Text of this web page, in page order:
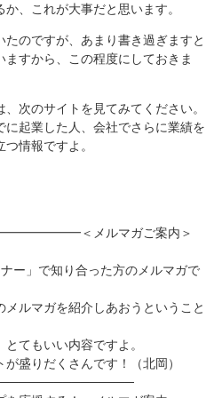
、これが大事だと思います。
たのですが、あまり書き過ぎますと
すから、この程度にしておきま
次のサイトを見てみてください。
起業した人、会社でさらに業績を
情報ですよ。
＜メルマガご案内＞
ー」で知り合った方のメルマガで
ルマガを紹介しあおうということ
てもいい内容ですよ。
盛りだくさんです！（北岡）